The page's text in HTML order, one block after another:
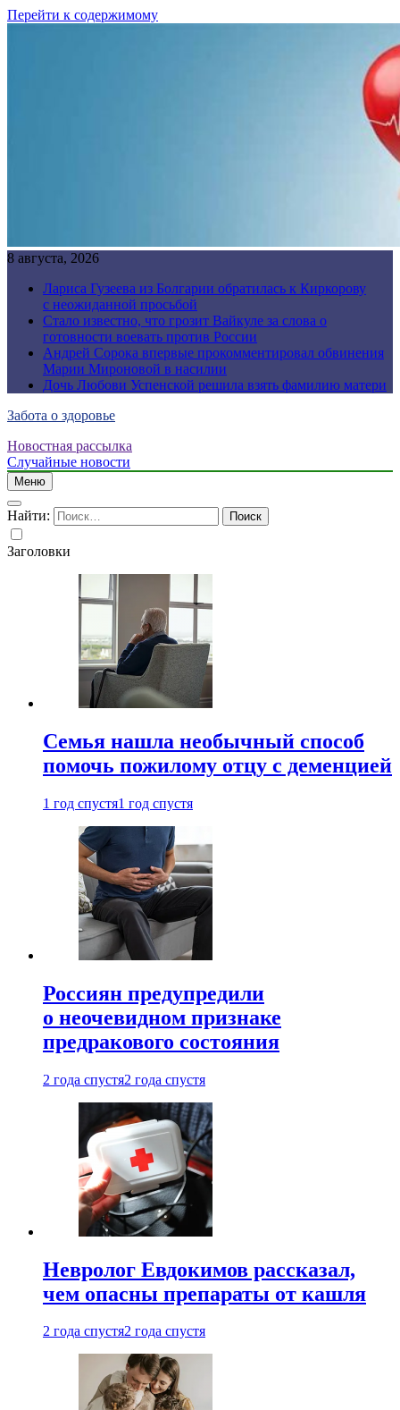
Перейти к содержимому
8 августа, 2026
Лариса Гузеева из Болгарии обратилась к Киркорову
с неожиданной просьбой
Стало известно, что грозит Вайкуле за слова о
готовности воевать против России
Андрей Сорока впервые прокомментировал обвинения
Марии Мироновой в насилии
Дочь Любови Успенской решила взять фамилию матери
Забота о здоровье
Новостная рассылка
Случайные новости
Меню
Найти:
Заголовки
Семья нашла необычный способ
помочь пожилому отцу с деменцией
1 год спустя1 год спустя
Россиян предупредили
о неочевидном признаке
предракового состояния
2 года спустя2 года спустя
Невролог Евдокимов рассказал,
чем опасны препараты от кашля
2 года спустя2 года спустя